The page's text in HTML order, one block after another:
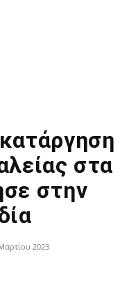
στα
στην
2023